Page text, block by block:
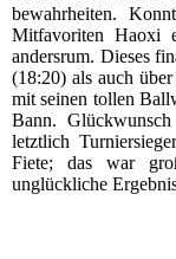
bewahrheiten.
Mitfavoriten Haoxi
andersrum. Dieses
(18:20) als auch
mit seinen tollen
Bann.
letztlich
Fiete; das war
unglückliche